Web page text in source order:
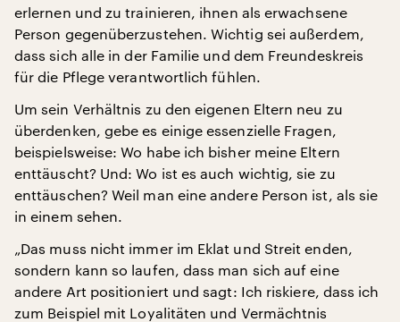
erlernen und zu trainieren, ihnen als erwachsene
Person gegenüberzustehen. Wichtig sei außerdem,
dass sich alle in der Familie und dem Freundeskreis
für die Pflege verantwortlich fühlen.
Um sein Verhältnis zu den eigenen Eltern neu zu
überdenken, gebe es einige essenzielle Fragen,
beispielsweise: Wo habe ich bisher meine Eltern
enttäuscht? Und: Wo ist es auch wichtig, sie zu
enttäuschen? Weil man eine andere Person ist, als sie
in einem sehen.
„Das muss nicht immer im Eklat und Streit enden,
sondern kann so laufen, dass man sich auf eine
andere Art positioniert und sagt: Ich riskiere, dass ich
zum Beispiel mit Loyalitäten und Vermächtnis